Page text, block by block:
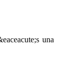
una